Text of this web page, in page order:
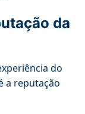
da
do
a reputação